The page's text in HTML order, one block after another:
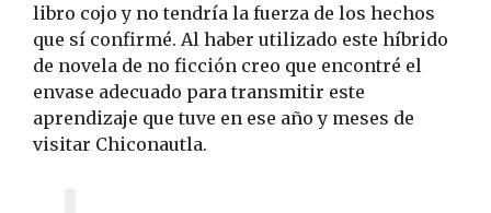
libro cojo y no tendría la fuerza de los hechos
que sí confirmé. Al haber utilizado este híbrido
de novela de no ficción creo que encontré el
envase adecuado para transmitir este
aprendizaje que tuve en ese año y meses de
visitar Chiconautla.